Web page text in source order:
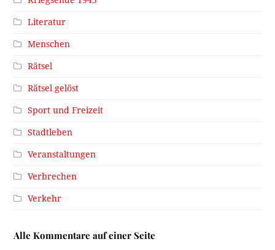
Literatur
Menschen
Rätsel
Rätsel gelöst
Sport und Freizeit
Stadtleben
Veranstaltungen
Verbrechen
Verkehr
Alle Kommentare auf einer Seite